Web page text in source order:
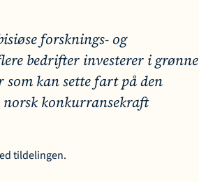
forsknings- og
bedrifter investerer i grønne
som kan sette fart på den
konkurransekraft
tildelingen.